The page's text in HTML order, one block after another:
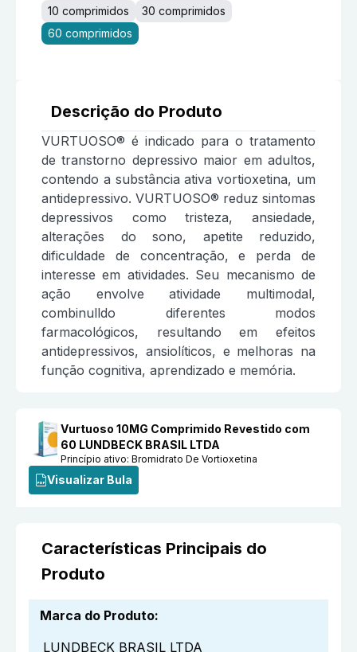
10 comprimidos
30 comprimidos
60 comprimidos
Descrição do Produto
VURTUOSO® é indicado para o tratamento
de transtorno depressivo maior em adultos,
contendo a substância ativa vortioxetina, um
antidepressivo. VURTUOSO® reduz sintomas
depressivos como tristeza, ansiedade,
alterações do sono, apetite reduzido,
dificuldade de concentração, e perda de
interesse em atividades. Seu mecanismo de
ação envolve atividade multimodal,
combinulldo diferentes modos
farmacológicos, resultando em efeitos
antidepressivos, ansiolíticos, e melhoras na
função cognitiva, aprendizado e memória.
Vurtuoso 10MG Comprimido Revestido com
60 LUNDBECK BRASIL LTDA
Princípio ativo:Bromidrato De Vortioxetina
Visualizar Bula
Características Principais do
Produto
Marca do Produto:
LUNDBECK BRASIL LTDA